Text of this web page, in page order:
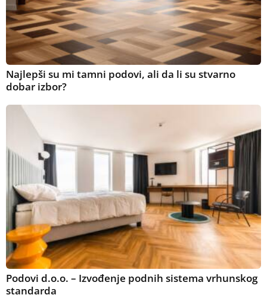
Najlepši su mi tamni podovi, ali da li su stvarno
dobar izbor?
Podovi d.o.o. – Izvođenje podnih sistema vrhunskog
standarda